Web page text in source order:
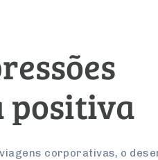
positiva
corporativas, o